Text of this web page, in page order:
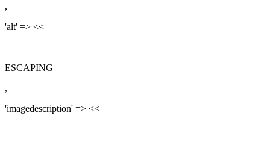
,
'alt' => <<
ESCAPING
,
'imagedescription' => <<